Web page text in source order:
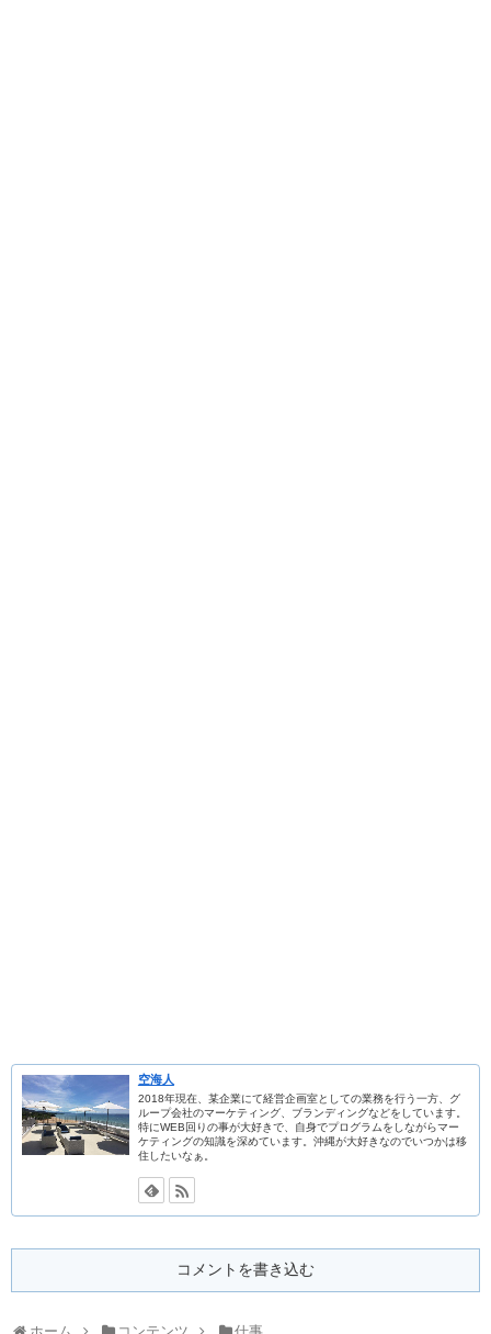
空海人
2018年現在、某企業にて経営企画室としての業務を行う一方、グ
ループ会社のマーケティング、ブランディングなどをしています。
特にWEB回りの事が大好きで、自身でプログラムをしながらマー
ケティングの知識を深めています。沖縄が大好きなのでいつかは移
住したいなぁ。
コメントを書き込む